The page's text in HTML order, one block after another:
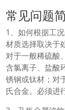
常见问题
1、如何根据工
材质选择取决于
对于一般稀硫酸
含氯离子、盐酸
锈钢或钛材；对
氏合金。必须进